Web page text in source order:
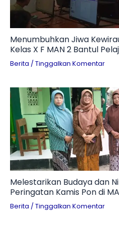
Menumbuhkan Jiwa
Kelas X F MAN 2 Bantul
Technopreneur dan
Berita / Tinggalkan Komentar
Melestarikan Budaya dan
Peringatan Kamis Pon di
Berita / Tinggalkan Komentar